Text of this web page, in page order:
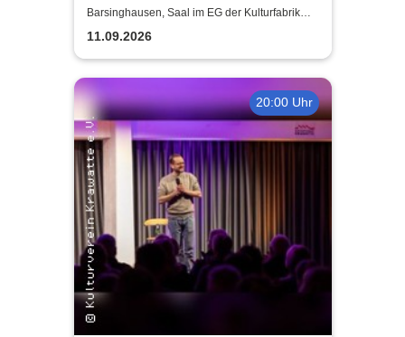
der Kulturfabrik Krawatte
Barsinghausen, Saal im EG der Kulturfabrik
Krawatte
11.09.2026
20:00 Uhr